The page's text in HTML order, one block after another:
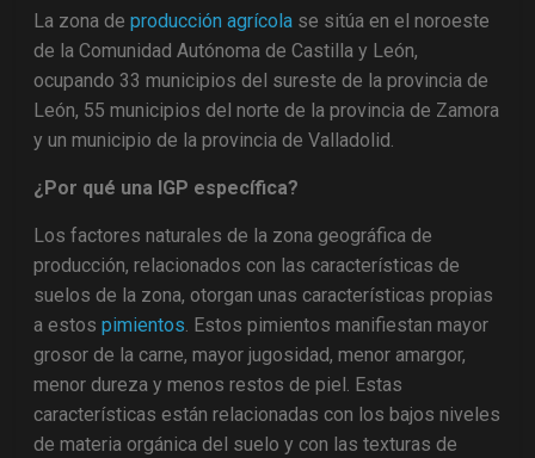
La zona deproducción agrícola se sitúa en el noroeste
de la Comunidad Autónoma de Castilla y León,
ocupando 33 municipios del sureste de la provincia de
León, 55 municipios del norte de la provincia de Zamora
y un municipio de la provincia de Valladolid.
¿Por qué una IGP específica?
Los factores naturales de la zona geográfica de
producción, relacionados con las características de
suelos de la zona, otorgan unas características propias
a estospimientos. Estos pimientos manifiestan mayor
grosor de la carne, mayor jugosidad, menor amargor,
menor dureza y menos restos de piel. Estas
características están relacionadas con los bajos niveles
de materia orgánica del suelo y con las texturas de